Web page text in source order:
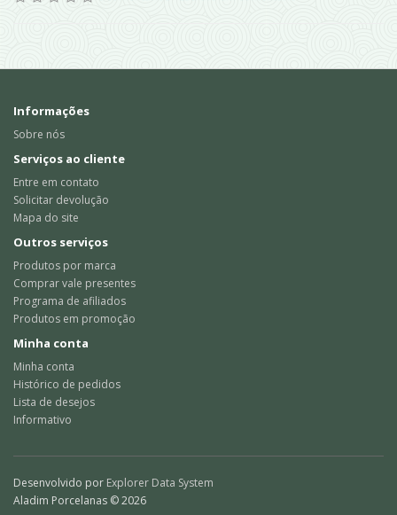
Informações
Sobre nós
Serviços ao cliente
Entre em contato
Solicitar devolução
Mapa do site
Outros serviços
Produtos por marca
Comprar vale presentes
Programa de afiliados
Produtos em promoção
Minha conta
Minha conta
Histórico de pedidos
Lista de desejos
Informativo
Desenvolvido por Explorer Data System
Aladim Porcelanas © 2026